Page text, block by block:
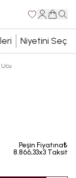
Niyetini Seç
Peşin Fiyatına₺
8.866,33x3 Taksit